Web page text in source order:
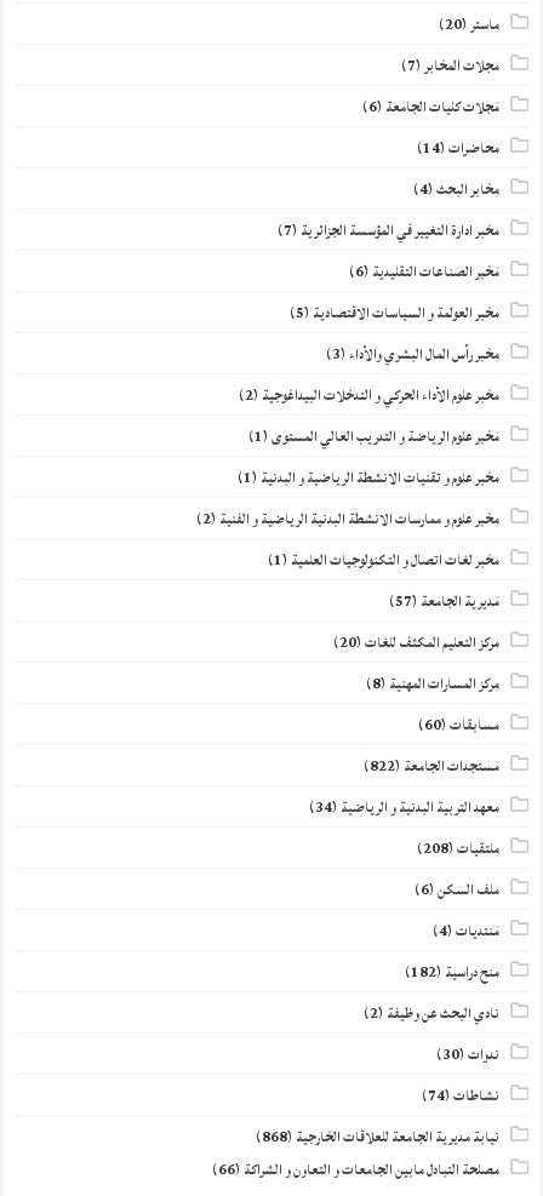
ماستر(20)
مجلات المخابر(7)
مجلات كليات الجامعة (6)
محاضرات(14)
مخابر البحث(4)
مخبر ادارة التغيير في المؤسسة الجزائرية (7)
مخبر الصناعات التقليدية (6)
مخبر العولمة و السياسات الاقتصادية (5)
مخبر رأس المال البشري والأداء(3)
مخبر علوم الأداء الحركي و التدخلات البيداغوجية (2)
مخبر علوم الرياضة و التدريب العالي المستوى(1)
مخبر علوم و تقنيات الانشطة الرياضية و البدنية (1)
مخبر علوم و ممارسات الانشطة البدنية الرياضية و الفنية (2)
مخبر لغات اتصال و التكنولوجيات العلمية (1)
مديرية الجامعة (57)
مركز التعليم المكثف للغات(20)
مركز المسارات المهنية (8)
مسابقات(60)
مستجدات الجامعة (822)
معهد التربية البدنية و الرياضية (34)
ملتقيات(208)
ملف السكن(6)
منتديات(4)
منح دراسية (182)
نادي البحث عن وظيفة (2)
ندوات(30)
نشاطات(74)
نيابة مديرية الجامعة للعلاقات الخارجية (868)
مصلحة التبادل مابين الجامعات و التعاون و الشراكة (66)